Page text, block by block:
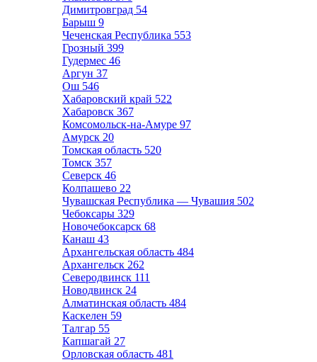
Димитровград 54
Барыш 9
Чеченская Республика 553
Грозный 399
Гудермес 46
Аргун 37
Ош 546
Хабаровский край 522
Хабаровск 367
Комсомольск-на-Амуре 97
Амурск 20
Томская область 520
Томск 357
Северск 46
Колпашево 22
Чувашская Республика — Чувашия 502
Чебоксары 329
Новочебоксарск 68
Канаш 43
Архангельская область 484
Архангельск 262
Северодвинск 111
Новодвинск 24
Алматинская область 484
Каскелен 59
Талгар 55
Капшагай 27
Орловская область 481